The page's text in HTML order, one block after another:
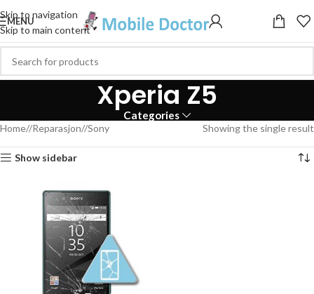
Skip to navigation
Skip to main content
MENU
Xperia Z5
Categories
Home/ Reparasjon/ Sony Showing the single result
Show sidebar